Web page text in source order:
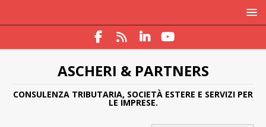
ASCHERI & PARTNERS
CONSULENZA TRIBUTARIA, SOCIETÀ ESTERE E SERVIZI PER
LE IMPRESE.